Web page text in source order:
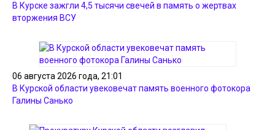
В Курске зажгли 4,5 тысячи свечей в память о жертвах
вторжения ВСУ
06 августа 2026 года, 21:01
В Курской области увековечат память военного фотокора
Галины Санько